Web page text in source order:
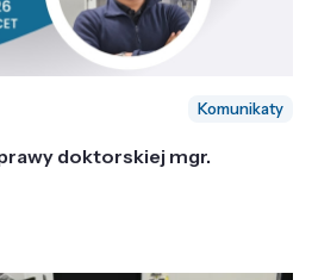
Komunikaty
doktorskiej mgr.